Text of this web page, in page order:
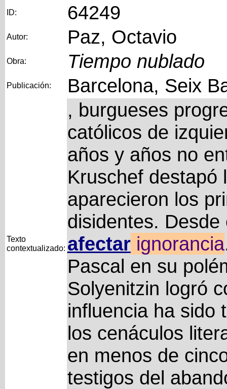
ID: 64249
Autor: Paz, Octavio
Obra: Tiempo nublado
Publicación: Barcelona, Seix
Texto
contextualizado:
, burgueses
católicos de
años y años no
Kruschef destapó
aparecieron los
disidentes.
afectarignorancia
Pascal en su
Solyenitzin logró
influencia ha sido
los cenáculos
en menos de
testigos del